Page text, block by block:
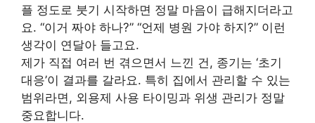
플 정도로 붓기 시작하면 정말 마음이 급해지더라고
요. “이거 짜야 하나?” “언제 병원 가야 하지?” 이런
생각이 연달아 들고요.
제가 직접 여러 번 겪으면서 느낀 건, 종기는 ‘초기
대응’이 결과를 갈라요. 특히 집에서 관리할 수 있는
범위라면, 외용제 사용 타이밍과 위생 관리가 정말
중요합니다.